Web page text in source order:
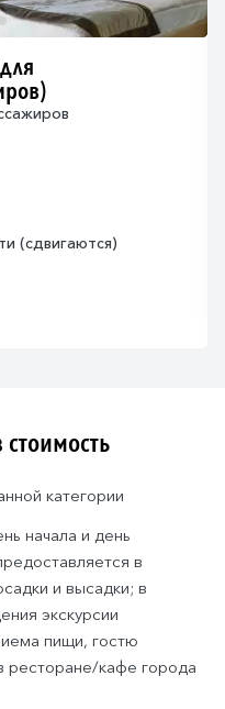
(сдвигаются)
категории
начала и день
в
и высадки; в
экскурсии
пищи, гостю
ресторане/кафе города